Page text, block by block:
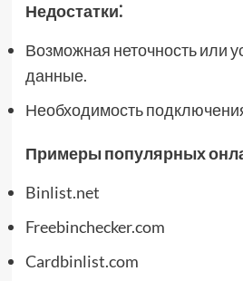
Недостатки⁚
Возможная неточность или
данные.
Необходимость
Примеры популярных
Binlist.net
Freebinchecker.com
Cardbinlist.com